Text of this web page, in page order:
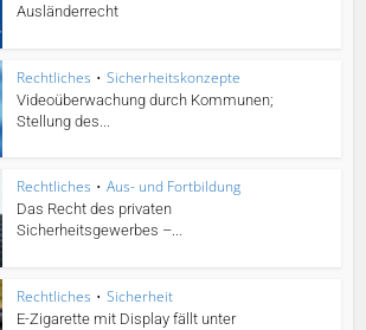
Ausländerrecht
Rechtliches • Sicherheitskonzepte
Videoüberwachung durch Kommunen;
Stellung des...
Rechtliches • Aus- und Fortbildung
Das Recht des privaten
Sicherheitsgewerbes –...
Rechtliches • Sicherheit
E-Zigarette mit Display fällt unter